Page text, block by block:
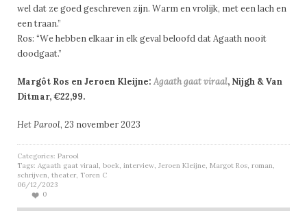
wel dat ze goed geschreven zijn. Warm en vrolijk, met een lach en
een traan.”
Ros: “We hebben elkaar in elk geval beloofd dat Agaath nooit
doodgaat.”
Margôt Ros en Jeroen Kleijne: Agaath gaat viraal, Nijgh & Van
Ditmar, €22,99.
Het Parool, 23 november 2023
Categories: Parool
Tags: Agaath gaat viraal, boek, interview, Jeroen Kleijne, Margot Ros, roman,
schrijven, theater, Toren C
06/12/2023
0